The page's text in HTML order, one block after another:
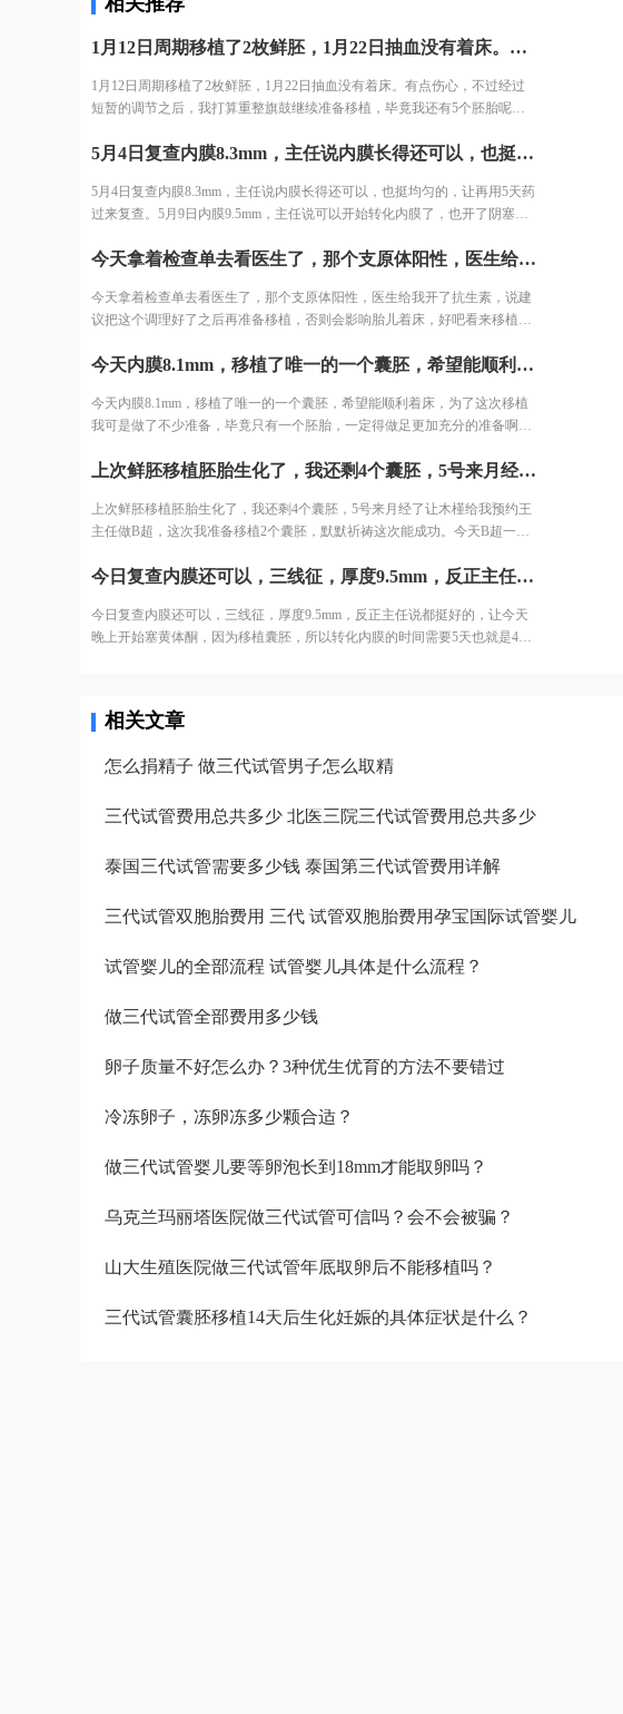
1月12日周期移植了2枚鲜胚，1月22日抽血没有着床。有点伤心，不过经过短暂的调节之后，我打算重整旗鼓继续准备移植，毕竟我还有5个胚胎呢。不过由于疫情的原因，移植计划也是不断往后延迟，终于四月份疫情得到了控制，大家都渐渐恢复了正常的生活，医院也正式开始上班啦。我的移植计划终于可以提上日程了，哎。
1月12日周期移植了2枚鲜胚，1月22日抽血没有着床。有点伤心，不过经过
短暂的调节之后，我打算重整旗鼓继续准备移植，毕竟我还有5个胚胎呢。
控制，大家都渐渐恢复了正常的生活，医院也正式开始上班啦。我的移植计
5月4日复查内膜8.3mm，主任说内膜长得还可以，也挺均匀的，让再用5天药过来复查。5月9日内膜9.5mm，主任说可以开始转化内膜了，也开了阴塞的安琪坦，一天3次，每次塞2粒，这个药用起来就是比较麻烦一点，不过我可不想打黄体酮，每天打哪里受得住。3天后移植，然后确认了移植时间5月12日早上10点移植，
5月4日复查内膜8.3mm，主任说内膜长得还可以，也挺均匀的，让再用5天药
过来复查。5月9日内膜9.5mm，主任说可以开始转化内膜了，也开了阴塞的
不想打黄体酮，每天打哪里受得住。3天后移植，然后确认了移植时间5月12今天拿着检查单去看医生了，那个支原体阳性，医生给我开了抗生素，说建议把这个调理好了之后再准备移植，否则会影响胎儿着床，好吧看来移植又得再往后拖一拖了。
今天拿着检查单去看医生了，那个支原体阳性，医生给我开了抗生素，说建
议把这个调理好了之后再准备移植，否则会影响胎儿着床，好吧看来移植又
今天内膜8.1mm，移植了唯一的一个囊胚，希望能顺利着床，为了这次移植我可是做了不少准备，毕竟只有一个胚胎，一定得做足更加充分的准备啊。子宫搔刮，每天跑步，吃叶酸和子宫康，希望抽血有好消息。
今天内膜8.1mm，移植了唯一的一个囊胚，希望能顺利着床，为了这次移植
我可是做了不少准备，毕竟只有一个胚胎，一定得做足更加充分的准备啊。
上次鲜胚移植胚胎生化了，我还剩4个囊胚，5号来月经了让木槿给我预约王主任做B超，这次我准备移植2个囊胚，默默祈祷这次能成功。今天B超一切顺利，4月17日复查，木槿给我开好了药，特别贴心地在每个盒子上写上了用法用量，还交代我例假结束后可以多跑跑步，帮助子宫内膜血液流动，帮助内膜长得更好。
上次鲜胚移植胚胎生化了，我还剩4个囊胚，5号来月经了让木槿给我预约王
主任做B超，这次我准备移植2个囊胚，默默祈祷这次能成功。今天B超一切
用法用量，还交代我例假结束后可以多跑跑步，帮助子宫内膜血液流动，帮
今日复查内膜还可以，三线征，厚度9.5mm，反正主任说都挺好的，让今天晚上开始塞黄体酮，因为移植囊胚，所以转化内膜的时间需要5天也就是4月27日移植，哎，离移植日越近心情越紧张。
今日复查内膜还可以，三线征，厚度9.5mm，反正主任说都挺好的，让今天
晚上开始塞黄体酮，因为移植囊胚，所以转化内膜的时间需要5天也就是4月
相关文章
怎么捐精子 做三代试管男子怎么取精
三代试管费用总共多少 北医三院三代试管费用总共多少
泰国三代试管需要多少钱 泰国第三代试管费用详解
三代试管双胞胎费用 三代 试管双胞胎费用孕宝国际试管婴儿
试管婴儿的全部流程 试管婴儿具体是什么流程？
做三代试管全部费用多少钱
卵子质量不好怎么办？3种优生优育的方法不要错过
冷冻卵子，冻卵冻多少颗合适？
做三代试管婴儿要等卵泡长到18mm才能取卵吗？
乌克兰玛丽塔医院做三代试管可信吗？会不会被骗？
山大生殖医院做三代试管年底取卵后不能移植吗？
三代试管囊胚移植14天后生化妊娠的具体症状是什么？